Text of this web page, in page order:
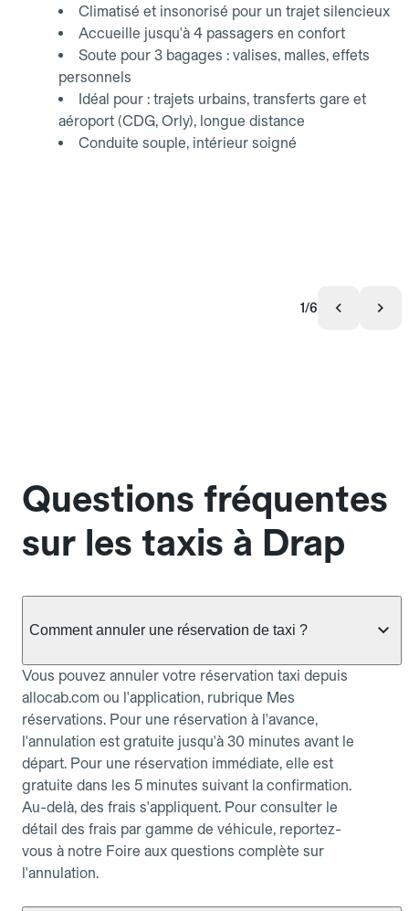
Climatisé et insonorisé pour un trajet silencieux
Accueille jusqu'à 4 passagers en confort
Soute pour 3 bagages : valises, malles, effets
personnels
Idéal pour : trajets urbains, transferts gare et
aéroport (CDG, Orly), longue distance
Conduite souple, intérieur soigné
1/6
Questions fréquentes
sur les taxis à Drap
Comment annuler une réservation de taxi ?
Vous pouvez annuler votre réservation taxi depuis
allocab.com ou l'application, rubrique Mes
réservations. Pour une réservation à l'avance,
l'annulation est gratuite jusqu'à 30 minutes avant le
départ. Pour une réservation immédiate, elle est
gratuite dans les 5 minutes suivant la confirmation.
Au-delà, des frais s'appliquent. Pour consulter le
détail des frais par gamme de véhicule, reportez-
vous à notre Foire aux questions complète sur
l'annulation.